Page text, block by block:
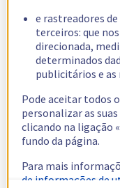
e rastreadores
terceiros: que
direcionada,
determinados
publicitários e as
Pode aceitar todos
personalizar as
clicando na ligação
fundo da página.
Para mais
de informações de